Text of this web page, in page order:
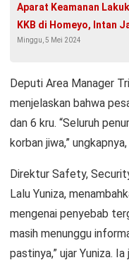
Aparat Keamanan
KKB di Homeyo, Intan
Minggu, 5 Mei 2024
Deputi Area Manager
menjelaskan bahwa
dan 6 kru. “Seluruh
korban jiwa,”
Direktur Safety,
Lalu Yuniza,
mengenai penyebab
masih menunggu
pastinya,” ujar Yuniza.